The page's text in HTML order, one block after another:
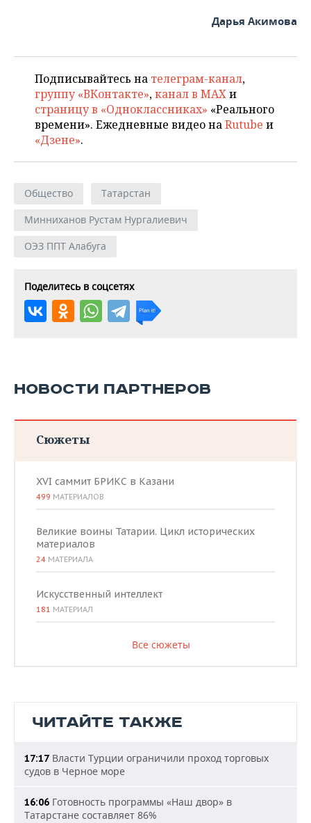
Дарья Акимова
Подписывайтесь на телеграм-канал,
группу «ВКонтакте»,канал в MAXи
страницу в «Одноклассниках» «Реального
времени». Ежедневные видео наRutube и
«Дзене».
Общество
Татарстан
Минниханов Рустам Нургалиевич
ОЭЗ ППТ Алабуга
Поделитесь в соцсетях
НОВОСТИ ПАРТНЕРОВ
Сюжеты
XVI саммит БРИКС в Казани
499 МАТЕРИАЛОВ
Великие воины Татарии. Цикл исторических
материалов
24 МАТЕРИАЛА
Искусственный интеллект
181 МАТЕРИАЛ
Все сюжеты
ЧИТАЙТЕ ТАКЖЕ
17:17 Власти Турции ограничили проход торговых
судов в Черное море
16:06 Готовность программы «Наш двор» в
Татарстане составляет 86%